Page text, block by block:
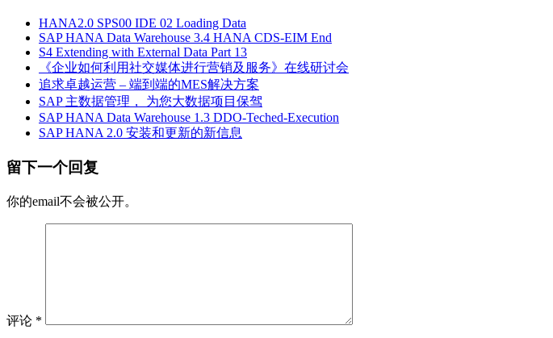
HANA2.0 SPS00 IDE 02 Loading Data
SAP HANA Data Warehouse 3.4 HANA CDS-EIM End
S4 Extending with External Data Part 13
《企业如何利用社交媒体进行营销及服务》在线研讨会
追求卓越运营 – 端到端的MES解决方案
SAP 主数据管理， 为您大数据项目保驾
SAP HANA Data Warehouse 1.3 DDO-Teched-Execution
SAP HANA 2.0 安装和更新的新信息
留下一个回复
你的email不会被公开。
评论 *